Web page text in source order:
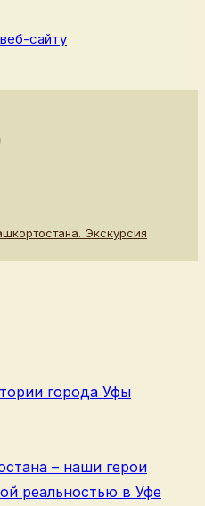
сайту
Экскурсия
города Уфы
– наши герои
реальностью в Уфе